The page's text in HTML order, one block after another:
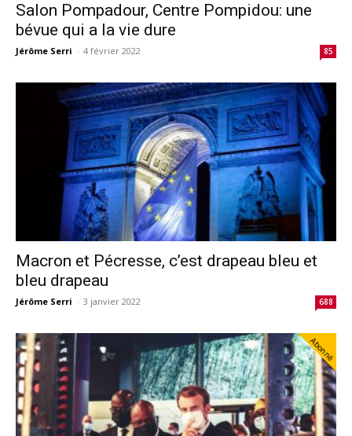
Salon Pompadour, Centre Pompidou: une
bévue qui a la vie dure
Jérôme Serri - 4 février 2022 85
Macron et Pécresse, c’est drapeau bleu et
bleu drapeau
Jérôme Serri - 3 janvier 2022 688
Abonné